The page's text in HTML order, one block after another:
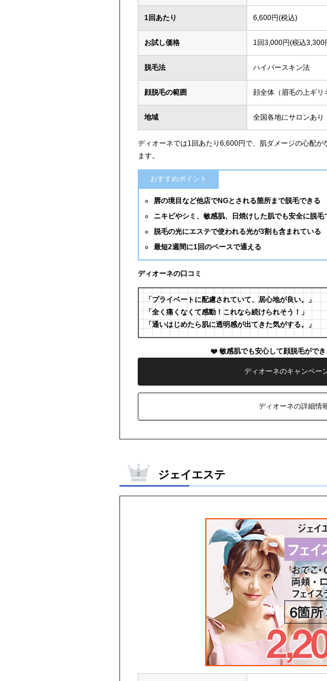
1回あたり 6,600円(税込)
お試し価格 1回3,000円(税込3,300
脱毛法 ハイパースキン法
顔脱毛の範囲 顔全体（眉毛の上ギリ
地域 全国各地にサロンあり
ディオーネでは1回あたり6,600円で、肌ダメージの心配が
ます。
おすすめポイント
唇の境目など他店でNGとされる箇所まで脱毛できる
ニキビやシミ、敏感肌、日焼けした肌でも安全に脱毛
脱毛の光にエステで使われる光が3割も含まれている
最短2週間に1回のペースで通える
ディオーネの口コミ
「プライベートに配慮されていて、居心地が良い。」
「全く痛くなくて感動！これなら続けられそう！」
「通いはじめたら肌に透明感が出てきた気がする。」
敏感肌でも安心して顔脱毛がで
ディオーネのキャンペー
ディオーネの詳細情
ジェイエステ